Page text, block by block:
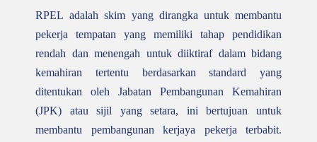
RPEL adalah skim yang dirangka untuk membantu
pekerja tempatan yang memiliki tahap pendidikan
rendah dan menengah untuk diiktiraf dalam bidang
kemahiran tertentu berdasarkan standard yang
ditentukan oleh Jabatan Pembangunan Kemahiran
(JPK) atau sijil yang setara, ini bertujuan untuk
membantu pembangunan kerjaya pekerja terbabit.